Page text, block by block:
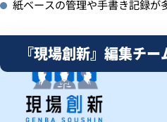
紙ベースの管理や手書き記録が
『現場創新』編集チー